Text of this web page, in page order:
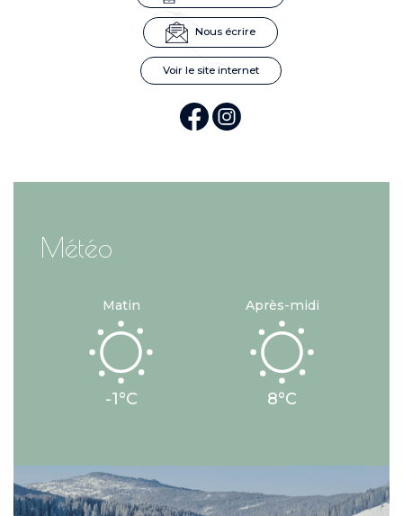
Nous écrire
Voir le site internet
Météo
Matin
-1°C
Après-midi
8°C